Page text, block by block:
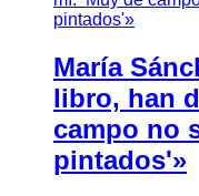
María
libro, han
campo no
pintados'»